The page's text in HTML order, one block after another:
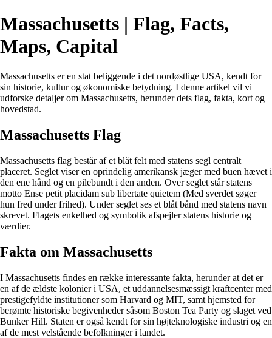
Massachusetts | Flag, Facts,
Maps, Capital
Massachusetts er en stat beliggende i det nordøstlige USA, kendt for
sin historie, kultur og økonomiske betydning. I denne artikel vil vi
udforske detaljer om Massachusetts, herunder dets flag, fakta, kort og
hovedstad.
Massachusetts Flag
Massachusetts flag består af et blåt felt med statens segl centralt
placeret. Seglet viser en oprindelig amerikansk jæger med buen hævet i
den ene hånd og en pilebundt i den anden. Over seglet står statens
motto Ense petit placidam sub libertate quietem (Med sverdet søger
hun fred under frihed). Under seglet ses et blåt bånd med statens navn
skrevet. Flagets enkelhed og symbolik afspejler statens historie og
værdier.
Fakta om Massachusetts
I Massachusetts findes en række interessante fakta, herunder at det er
en af de ældste kolonier i USA, et uddannelsesmæssigt kraftcenter med
prestigefyldte institutioner som Harvard og MIT, samt hjemsted for
berømte historiske begivenheder såsom Boston Tea Party og slaget ved
Bunker Hill. Staten er også kendt for sin højteknologiske industri og en
af de mest velstående befolkninger i landet.